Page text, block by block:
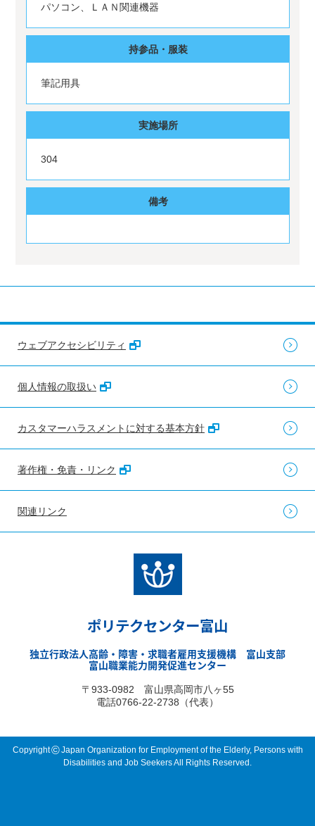
パソコン、ＬＡＮ関連機器
持参品・服装
筆記用具
実施場所
304
備考
ウェブアクセシビリティ
個人情報の取扱い
カスタマーハラスメントに対する基本方針
著作権・免責・リンク
関連リンク
ポリテクセンター富山
独立行政法人高齢・障害・求職者雇用支援機構 富山支部
富山職業能力開発促進センター
〒933-0982 富山県高岡市八ヶ55
電話0766-22-2738（代表）
Copyright©Japan Organization for Employment of the Elderly, Persons with
Disabilities and Job Seekers All Rights Reserved.